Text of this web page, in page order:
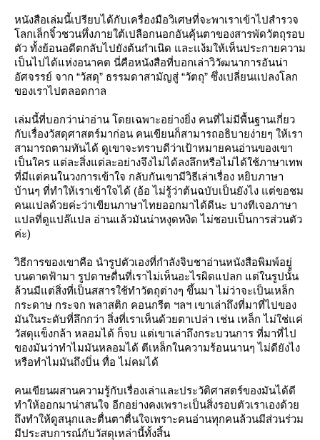
หนังสือเล่มนี้เปรียบได้กับเครื่องมือวิเศษที่จะพาเราเข้าไปสำรวจ
ลกเล็กจิ๋วชวนทึ่งภายใต้เปลือกนอกอันคุ้นตาของสารพัดวัตถุรอบ
ตัว ทั้งย้อนอดีตกลับไปยังต้นกำเนิด และแง้มให้เห็นประกายความ
เป็นไปได้แห่งอนาคต นี่คือหนังสือที่บอกเล่าวิวัฒนาการอันน่า
อัศจรรย์ จาก “วัสดุ” ธรรมดาสามัญสู่ “วัตถุ” ซึ่งเปลี่ยนแปลงโลก
ของเราไปตลอดกาล
เล่มนี้ที่บอกว่าน่าอ่าน โดยเฉพาะอย่างยิ่ง คนที่ไม่มีพื้นฐานเกี่ยว
กับเรื่องวัสดุศาสตร์มาก่อน คนเขียนก็สามารถอธิบายง่ายๆ ให้เรา
สามารถตามทันได้ ดูเขาจะทราบดีว่าเป้าหมายคนอ่านของเขา
เป็นใคร แต่ละสิ่งแต่ละอย่างจึงไม่ได้ลงลึกหรือไม่ได้ใช้ภาษาเทพ
ที่มีแต่คนในวงการเข้าใจ กลับกันเขามีวิธีเล่าเรื่อง หยิบภาษา
บ้านๆ ที่ทำให้เราเข้าใจได้ (อ้อ ไม่รู้ว่าต้นฉบับเป็นยังไง แต่ขอชม
คนแปลด้วยค่ะว่าเขียนภาษาไทยออกมาได้ดีนะ บางทีเจอภาษา
ปลที่ดูแปล๊แปล อ่านแล้วมันน่าหงุดหงิด ไม่ชอบเป็นการส่วนตัว
ค่ะ)
วิธีการของเขาคือ นำรูปตัวเองที่กำลังจิบชาอ่านหนังสือพิมพ์อยู่
บนดาดฟ้ามา รูปดาษดื่นที่เราไม่เห็นอะไรผิดแปลก แต่ในรูปนั้น
ล้วนมีแต่สิ่งที่เป็นสสารใช้ทำวัตถุต่างๆ ขึ้นมา ไม่ว่าจะเป็นเหล็ก
กระดาษ กระจก พลาสติก คอนกรีต ฯลฯ เขาเล่าถึงที่มาที่ไปของ
มันในระดับที่ลึกกว่า สิ่งที่เราเห็นด้วยตาเปล่า เช่น เหล็ก ไม่ใช่แค่
วัสดุแข็งกล้า หลอมได้ ก็จบ แต่เขาเล่าถึงกระบวนการ ที่มาที่ไป
ของมันว่าทำไมมันหลอมได้ ตีเหล็กในความร้อนนานๆ ไม่ดียังไง
หรือทำไมมันถึงบิ่น ทื่อ ไม่คมได้
คนเขียนผสานความรู้กับเรื่องเล่าและประวัติศาสตร์ของมันได้ดี
ทำให้ออกมาน่าสนใจ อีกอย่างคงเพราะเป็นสิ่งรอบตัวเราเองด้ว
ถึงทำให้ดูสนุกและตื่นตาตื่นใจเพราะคนอ่านทุกคนล้วนมีส่วนร่วม
มีประสบการณ์กับวัสดุเหล่านี้ทั้งสิ้น